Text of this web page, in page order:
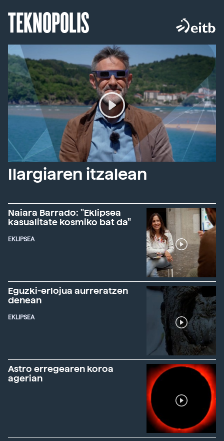
TEKNOPOLIS
Ilargiaren itzalean
Naiara Barrado: "Eklipsea
kasualitate kosmiko bat da"
EKLIPSEA
Eguzki-erlojua aurreratzen
denean
EKLIPSEA
Astro erregearen koroa
agerian